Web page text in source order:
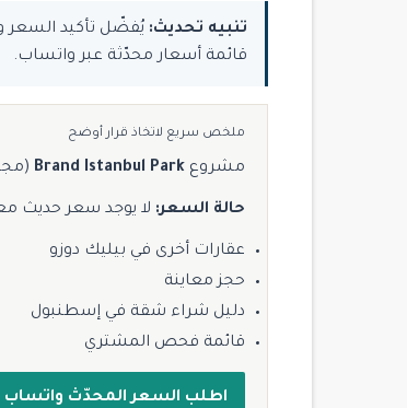
تنبيه تحديث:
قائمة أسعار محدّثة عبر واتساب.
ملخص سريع لاتخاذ قرار أوضح
مشروع Brand Istanbul Park
حالة السعر: لا يوجد سعر
عقارات أخرى في بيليك دوزو
حجز معاينة
دليل شراء شقة في إسطنبول
قائمة فحص المشتري
اطلب السعر المحدّث واتساب